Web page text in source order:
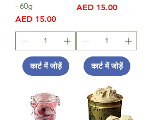
- 60g
मूल्य
AED 15.00
कार्ट में जोड़ें
मूल्य
AED 15.00
कार्ट में जोड़ें